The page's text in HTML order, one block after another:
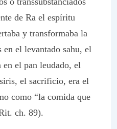
de Ra el espíritu
y transformaba la
en el levantado sahu, el
en el pan leudado, el
el sacrificio, era el
como “la comida que
ch. 89).